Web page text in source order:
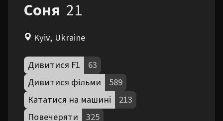
Соня 21
Kyiv, Ukraine
Дивитися F1
63
Дивитися фільми
589
Кататися на машині
213
Повечеряти
325